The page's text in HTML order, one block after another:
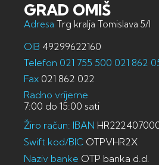
GRAD OMIŠ
Adresa Trg kralja Tomislava 5/I
OIB 49299622160
Telefon 021 755 500 021 862
Fax 021 862 022
Radno vrijeme
7:00 do 15:00 sati
Žiro račun: IBAN
Swift kod/BIC OTPVHR2X
Naziv banke OTP banka d.d.